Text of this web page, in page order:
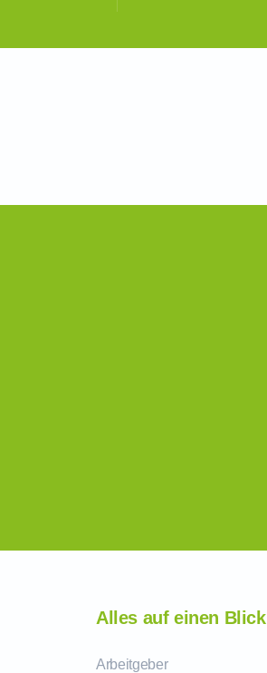
Alles auf einen Blick
Arbeitgeber